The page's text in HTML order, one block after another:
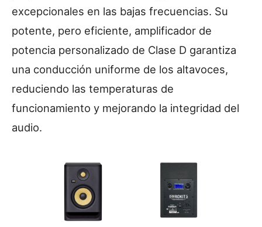
excepcionales en las bajas frecuencias. Su
potente, pero eficiente, amplificador de
potencia personalizado de Clase D garantiza
una conducción uniforme de los altavoces,
reduciendo las temperaturas de
funcionamiento y mejorando la integridad del
audio.